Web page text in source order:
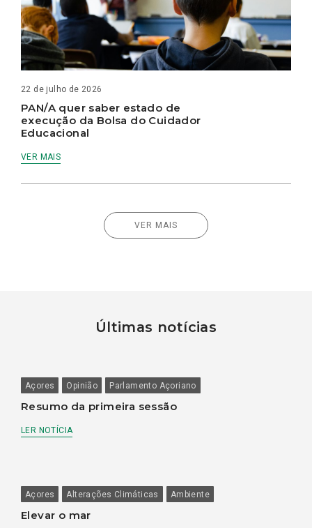
22 de julho de 2026
PAN/A quer saber estado de
execução da Bolsa do Cuidador
Educacional
VER MAIS
VER MAIS
Últimas notícias
Açores Opinião Parlamento Açoriano
Resumo da primeira sessão
LER NOTÍCIA
Açores Alterações Climáticas Ambiente
Elevar o mar